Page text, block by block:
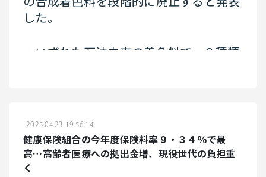
リットル当たり２万６０００ナノ・グラ
近住民の飲用には使われてはいないとい
う。
した。
いずれも石油由来の着色料で、２種類
期限を２７年１月と定めていた「赤色３
号」は、業界に期限の前倒しを要請す
る。ロバート・ケネディ・ジュニア厚生
長官は記者会見で「我々が健康でなけれ
2025.04.23 19:56:14
健康保険組合の今年度保険料率９・３４％で最
高…高齢者医療への拠出金増、現役世代の負担重
く